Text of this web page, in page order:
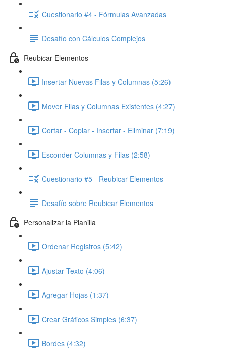
Cuestionario #4 - Fórmulas Avanzadas
Desafío con Cálculos Complejos
Reubicar Elementos
Insertar Nuevas Filas y Columnas (5:26)
Mover Filas y Columnas Existentes (4:27)
Cortar - Copiar - Insertar - Eliminar (7:19)
Esconder Columnas y Filas (2:58)
Cuestionario #5 - Reubicar Elementos
Desafío sobre Reubicar Elementos
Personalizar la Planilla
Ordenar Registros (5:42)
Ajustar Texto (4:06)
Agregar Hojas (1:37)
Crear Gráficos Simples (6:37)
Bordes (4:32)